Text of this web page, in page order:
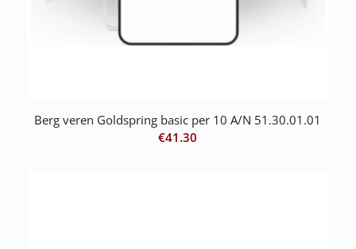
Berg veren Goldspring basic per 10 A/N 51.30.01.01
€41.30